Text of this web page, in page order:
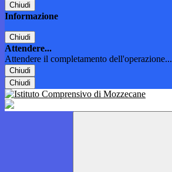
Chiudi
Informazione
Chiudi
Attendere...
Attendere il completamento dell'operazione...
Chiudi
Chiudi